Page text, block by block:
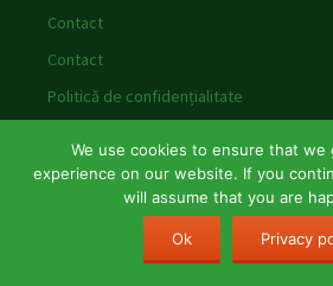
Contact
Contact
Politică de confidențialitate
Politică de confidențialitate
We use cookies to ensure that we
experience on our website. If you
will assume that you are
Ok Privacy